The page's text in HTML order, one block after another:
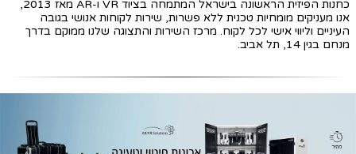
כחנות הפיזית הראשונה בישראל המתמחה בציוד VR ו-AR מאז 2013,
אנו מעניקים מומחיות טכנית ללא פשרות, שירות לקוחות אנושי בגובה
העיניים וליווי אישי לכל לקוח. מרכז השירות והתצוגה שלנו ממוקם בדרך
מנחם בגין 14, תל אביב.